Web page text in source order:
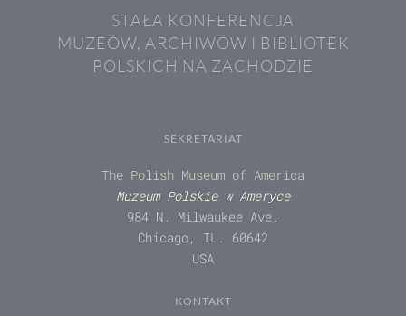
STAŁA KONFERENCJA
MUZEÓW, ARCHIWÓW I BIBLIOTEK
POLSKICH NA ZACHODZIE
SEKRETARIAT
The Polish Museum of America
Muzeum Polskie w Ameryce
984 N. Milwaukee Ave.
Chicago, IL. 60642
USA
KONTAKT